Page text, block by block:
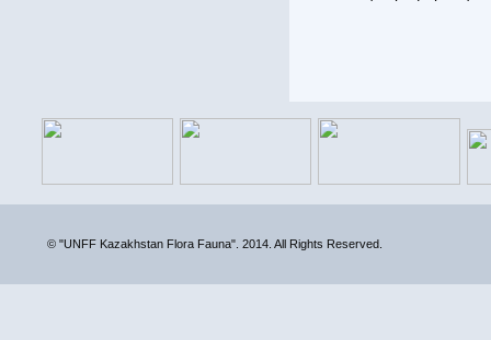
© "UNFF Kazakhstan Flora Fauna". 2014. All Rights Reserved.